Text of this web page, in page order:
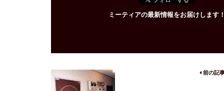
ミーティアの最新情報をお届けします
前の記